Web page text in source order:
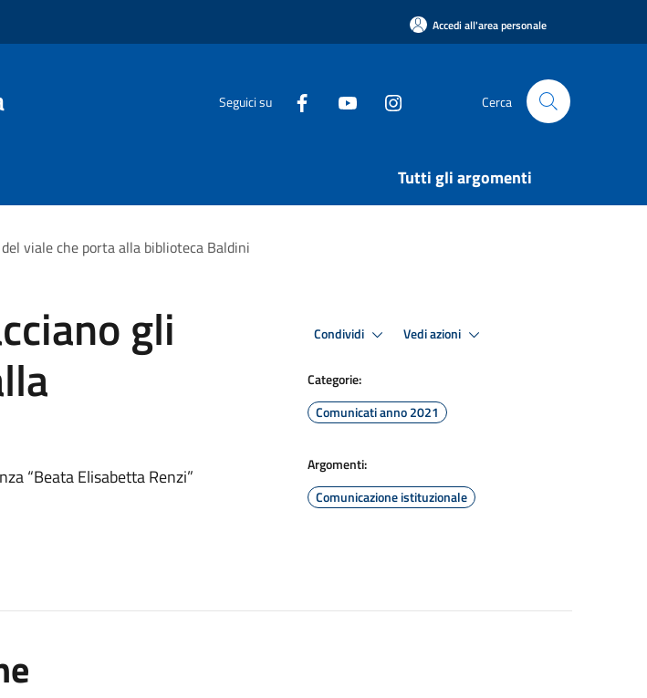
Accedi all'area personale
Seguici su Cerca
Tutti gli argomenti
viale che porta alla biblioteca Baldini
gli
“Beata Elisabetta Renzi”
Condividi Vedi azioni
Categorie:
Comunicati anno 2021
Argomenti:
Comunicazione istituzionale